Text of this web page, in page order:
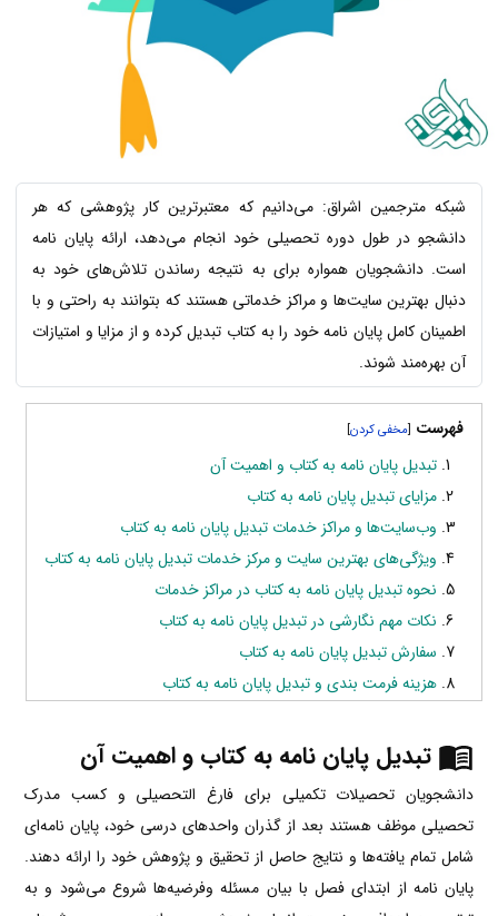
شبکه مترجمین اشراق: می‌دانیم که معتبرترین کار پژوهشی که هر
دانشجو در طول دوره تحصیلی خود انجام می‌دهد، ارائه پایان نامه
است. دانشجویان همواره برای به نتیجه رساندن تلاش‌های خود به
دنبال بهترین سایت‌ها و مراکز خدماتی هستند که بتوانند به راحتی و با
اطمینان کامل پایان نامه خود را به کتاب تبدیل کرده و از مزایا و امتیازات
آن بهره‌مند شوند.
فهرست [
]
تبدیل پایان نامه به کتاب و اهمیت آن
مزایای تبدیل پایان نامه به کتاب
وب‌سایت‌ها و مراکز خدمات تبدیل پایان نامه به کتاب
ویژگی‌های بهترین سایت و مرکز خدمات تبدیل پایان نامه به کتاب
نحوه تبدیل پایان نامه به کتاب در مراکز خدمات
نکات مهم نگارشی در تبدیل پایان نامه به کتاب
سفارش تبدیل پایان نامه به کتاب
هزینه فرمت بندی و تبدیل پایان نامه به کتاب
تبدیل پایان نامه به کتاب و اهمیت آن
دانشجویان تحصیلات تکمیلی برای فارغ التحصیلی و کسب مدرک
تحصیلی موظف هستند بعد از گذران واحدهای درسی خود، پایان نامه‌ای
شامل تمام یافته‌ها و نتایج حاصل از تحقیق و پژوهش خود را ارائه دهند.
پایان نامه از ابتدای فصل‌ با بیان مسئله وفرضیه‌ها شروع می‌شود و به